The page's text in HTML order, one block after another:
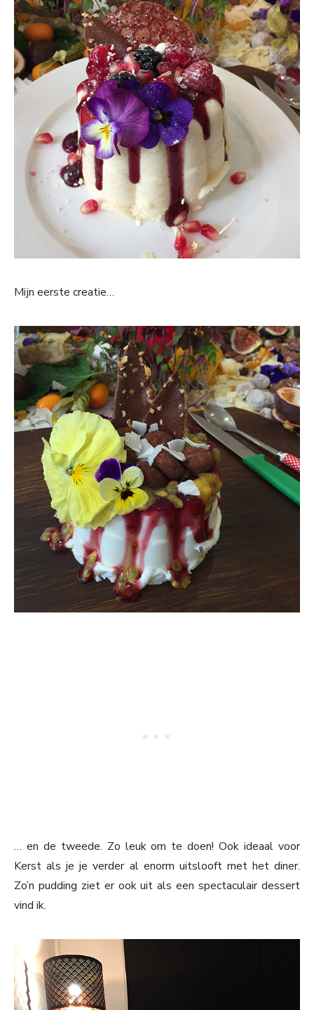
Mijn eerste creatie…
… en de tweede. Zo leuk om te doen! Ook ideaal voor
Kerst als je je verder al enorm uitslooft met het diner.
Zo’n pudding ziet er ook uit als een spectaculair dessert
vind ik.